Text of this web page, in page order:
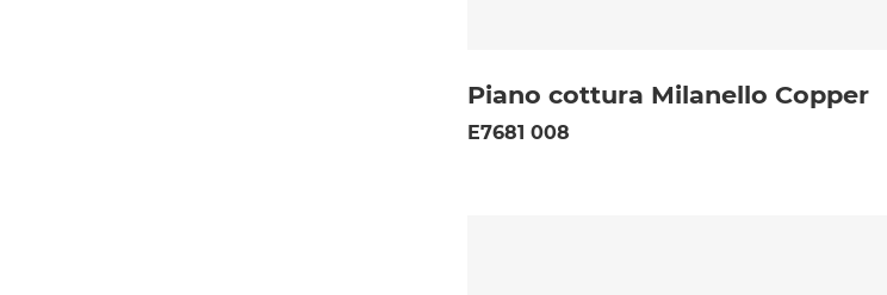
Piano cottura Milanello Copper
E7681 008